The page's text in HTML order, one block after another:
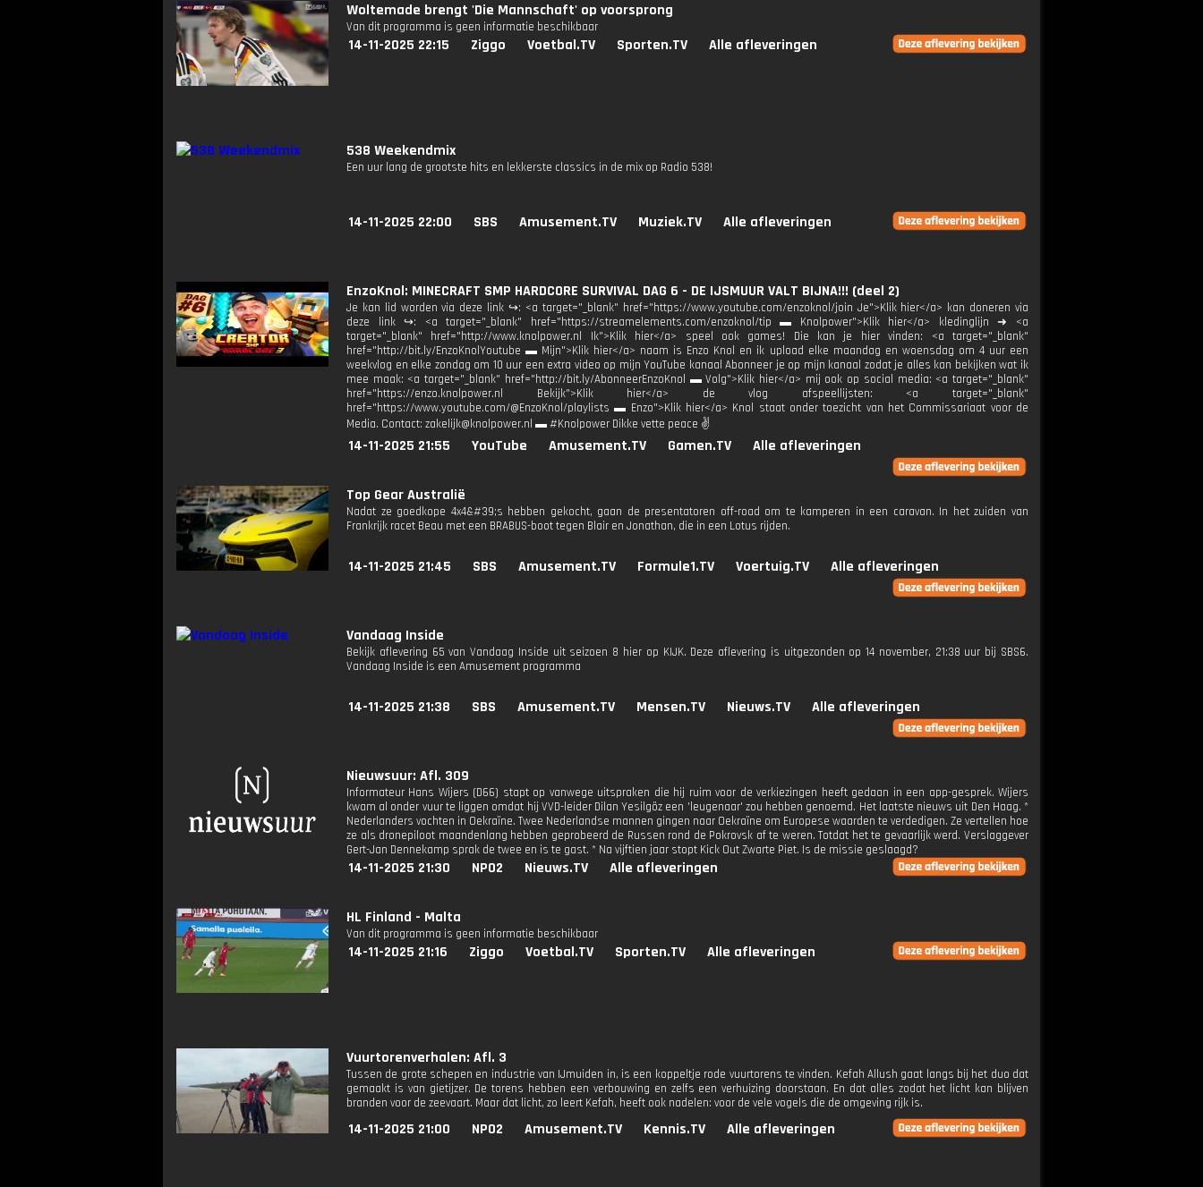
Woltemade brengt 'Die Mannschaft' op voorsprong
Van dit programma is geen informatie beschikbaar
14-11-2025 22:15 Ziggo Voetbal.TV Sporten.TV Alle afleveringen
538 Weekendmix
Een uur lang de grootste hits en lekkerste classics in de mix op Radio 538!
14-11-2025 22:00 SBS Amusement.TV Muziek.TV Alle afleveringen
EnzoKnol: MINECRAFT SMP HARDCORE SURVIVAL DAG 6 - DE IJSMUUR VALT BIJNA!!! (deel 2)
Je kan lid worden via deze link ↪: <a target="_blank" href="https://www.youtube.com/enzoknol/join Je">Klik hier</a> kan doneren via
deze link ↪: <a target="_blank" href="https://streamelements.com/enzoknol/tip ▬ Knolpower">Klik hier</a> kledinglijn ➜ <a
target="_blank" href="http://www.knolpower.nl Ik">Klik hier</a> speel ook games! Die kan je hier vinden: <a target="_blank"
href="http://bit.ly/EnzoKnolYoutube ▬ Mijn">Klik hier</a> naam is Enzo Knol en ik upload elke maandag en woensdag om 4 uur een
weekvlog en elke zondag om 10 uur een extra video op mijn YouTube kanaal Abonneer je op mijn kanaal zodat je alles kan bekijken wat ik
mee maak: <a target="_blank" href="http://bit.ly/AbonneerEnzoKnol ▬ Volg">Klik hier</a> mij ook op social media: <a target="_blank"
href="https://enzo.knolpower.nl Bekijk">Klik hier</a> de vlog afspeellijsten: <a target="_blank"
href="https://www.youtube.com/@EnzoKnol/playlists ▬ Enzo">Klik hier</a> Knol staat onder toezicht van het Commissariaat voor de
Media. Contact: zakelijk@knolpower.nl ▬ #Knolpower Dikke vette peace ✌
14-11-2025 21:55 YouTube Amusement.TV Gamen.TV Alle afleveringen
Top Gear Australië
Nadat ze goedkope 4x4&#39;s hebben gekocht, gaan de presentatoren off-road om te kamperen in een caravan. In het zuiden van
Frankrijk racet Beau met een BRABUS-boot tegen Blair en Jonathan, die in een Lotus rijden.
14-11-2025 21:45 SBS Amusement.TV Formule1.TV Voertuig.TV Alle afleveringen
Vandaag Inside
Bekijk aflevering 65 van Vandaag Inside uit seizoen 8 hier op KIJK. Deze aflevering is uitgezonden op 14 november, 21:38 uur bij SBS6.
Vandaag Inside is een Amusement programma
14-11-2025 21:38 SBS Amusement.TV Mensen.TV Nieuws.TV Alle afleveringen
Nieuwsuur: Afl. 309
Informateur Hans Wijers (D66) stapt op vanwege uitspraken die hij ruim voor de verkiezingen heeft gedaan in een app-gesprek. Wijers
kwam al onder vuur te liggen omdat hij VVD-leider Dilan Yesilgöz een 'leugenaar' zou hebben genoemd. Het laatste nieuws uit Den Haag. *
Nederlanders vochten in Oekraïne. Twee Nederlandse mannen gingen naar Oekraïne om Europese waarden te verdedigen. Ze vertellen hoe
ze als dronepiloot maandenlang hebben geprobeerd de Russen rond de Pokrovsk af te weren. Totdat het te gevaarlijk werd. Verslaggever
Gert-Jan Dennekamp sprak de twee en is te gast. * Na vijftien jaar stopt Kick Out Zwarte Piet. Is de missie geslaagd?
14-11-2025 21:30 NPO2 Nieuws.TV Alle afleveringen
HL Finland - Malta
Van dit programma is geen informatie beschikbaar
14-11-2025 21:16 Ziggo Voetbal.TV Sporten.TV Alle afleveringen
Vuurtorenverhalen: Afl. 3
Tussen de grote schepen en industrie van IJmuiden in, is een koppeltje rode vuurtorens te vinden. Kefah Allush gaat langs bij het duo dat
gemaakt is van gietijzer. De torens hebben een verbouwing en zelfs een verhuizing doorstaan. En dat alles zodat het licht kan blijven
branden voor de zeevaart. Maar dat licht, zo leert Kefah, heeft ook nadelen: voor de vele vogels die de omgeving rijk is.
14-11-2025 21:00 NPO2 Amusement.TV Kennis.TV Alle afleveringen